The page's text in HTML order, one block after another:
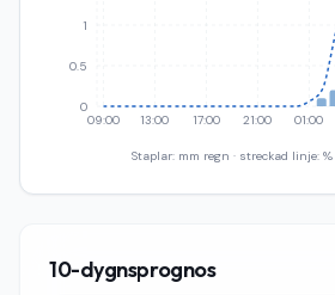
09:00 13:00 17:00 21:00 01:00
0
0.5
1
Staplar: mm regn · streckad linje:
10-dygnsprognos